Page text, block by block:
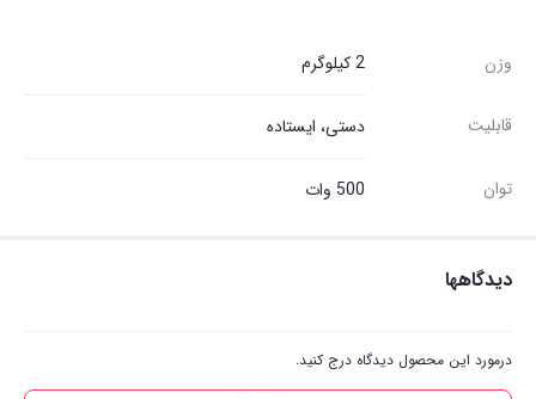
وزن 2 کیلوگرم
قابلیت دستی، ایستاده
توان 500 وات
دیدگاهها
درمورد این محصول دیدگاه درج کنید.